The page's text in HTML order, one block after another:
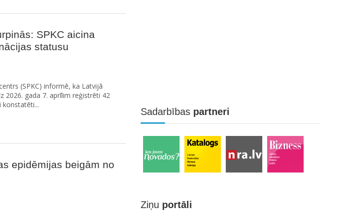
SPKC aicina
statusu
(SPKC) informē, ka Latvijā
2026. gada 7. aprīlim reģistrēti 42
konstatēti...
epidēmijas beigām no
Sadarbības partneri
Ziņu portāli